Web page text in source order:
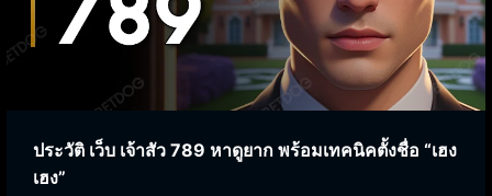
ประวัติ เว็บ เจ้าสัว 789 หาดูยาก พร้อมเทคนิคตั้งชื่อ “เฮง
เฮง”